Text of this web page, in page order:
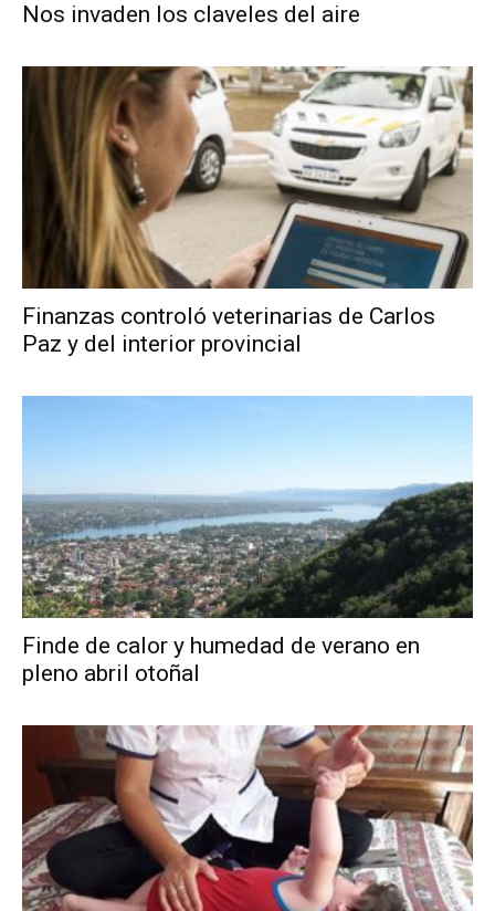
Nos invaden los claveles del aire
Finanzas controló veterinarias de Carlos
Paz y del interior provincial
Finde de calor y humedad de verano en
pleno abril otoñal